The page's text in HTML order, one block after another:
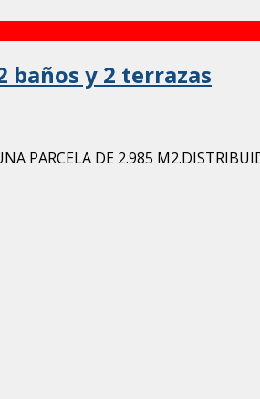
y 2 terrazas
PARCELA DE 2.985